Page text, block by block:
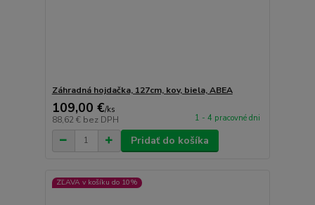
Záhradná hojdačka, 127cm, kov, biela, ABEA
109,00 €/ks
88,62 € bez DPH 1 - 4 pracovné dni
Pridať do košíka
ZĽAVA v košíku do 10%